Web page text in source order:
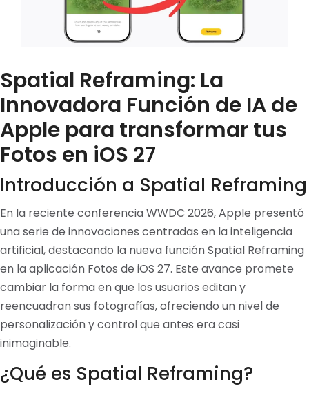
Spatial Reframing: La
Innovadora Función de IA de
Apple para transformar tus
Fotos en iOS 27
Introducción a Spatial Reframing
En la reciente conferencia WWDC 2026, Apple presentó
una serie de innovaciones centradas en la inteligencia
artificial, destacando la nueva función Spatial Reframing
en la aplicación Fotos de iOS 27. Este avance promete
cambiar la forma en que los usuarios editan y
reencuadran sus fotografías, ofreciendo un nivel de
personalización y control que antes era casi
inimaginable.
¿Qué es Spatial Reframing?